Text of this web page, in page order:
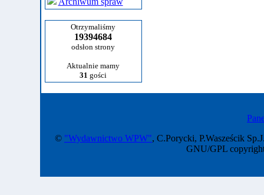
Otrzymaliśmy
19394684
odsłon strony
Aktualnie mamy
31 gości
© "Wydawnictwo WPW", C.Porycki, P.Wasześcik
GNU/GPL